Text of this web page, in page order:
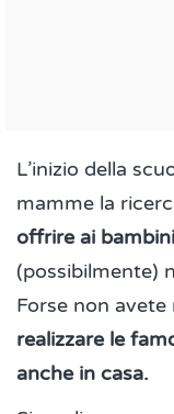
L’inizio della
mamme la
offrire ai
(possibilmente)
Forse non
realizzare le
anche in casa.